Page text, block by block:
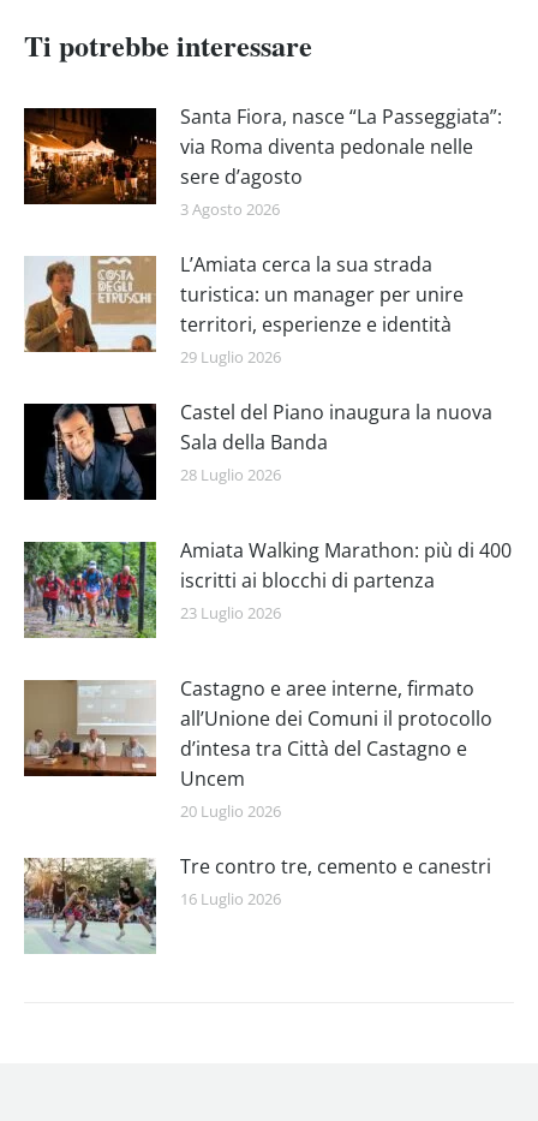
Ti potrebbe interessare
Santa Fiora, nasce “La Passeggiata”:
via Roma diventa pedonale nelle
sere d’agosto
3 Agosto 2026
L’Amiata cerca la sua strada
turistica: un manager per unire
territori, esperienze e identità
29 Luglio 2026
Castel del Piano inaugura la nuova
Sala della Banda
28 Luglio 2026
Amiata Walking Marathon: più di 400
iscritti ai blocchi di partenza
23 Luglio 2026
Castagno e aree interne, firmato
all’Unione dei Comuni il protocollo
d’intesa tra Città del Castagno e
Uncem
20 Luglio 2026
Tre contro tre, cemento e canestri
16 Luglio 2026